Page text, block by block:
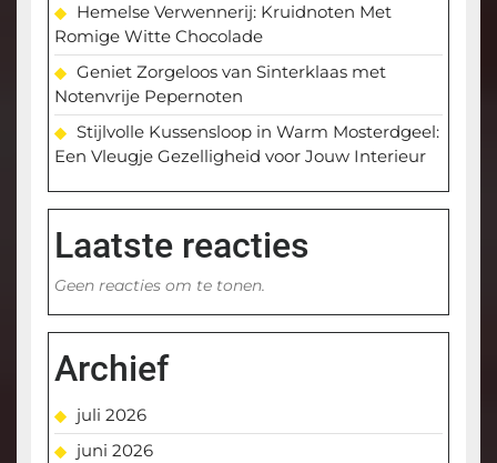
Hemelse Verwennerij: Kruidnoten Met
Romige Witte Chocolade
Geniet Zorgeloos van Sinterklaas met
Notenvrije Pepernoten
Stijlvolle Kussensloop in Warm Mosterdgeel:
Een Vleugje Gezelligheid voor Jouw Interieur
Laatste reacties
Geen reacties om te tonen.
Archief
juli 2026
juni 2026